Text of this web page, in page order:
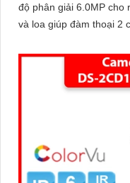
độ phân giải 6.0MP cho
và loa giúp đàm thoại 2